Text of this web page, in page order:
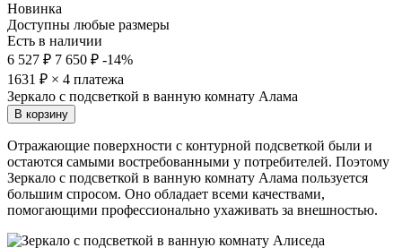
Новинка
Доступны любые размеры
Есть в наличии
6 527 ₽ 7 650 ₽ -14%
1631 ₽ × 4 платежа
Зеркало с подсветкой в ванную комнату Алама
В корзину
Отражающие поверхности с контурной подсветкой были и
остаются самыми востребованными у потребителей. Поэтому
Зеркало с подсветкой в ванную комнату Алама пользуется
большим спросом. Оно обладает всеми качествами,
помогающими профессионально ухаживать за внешностью.